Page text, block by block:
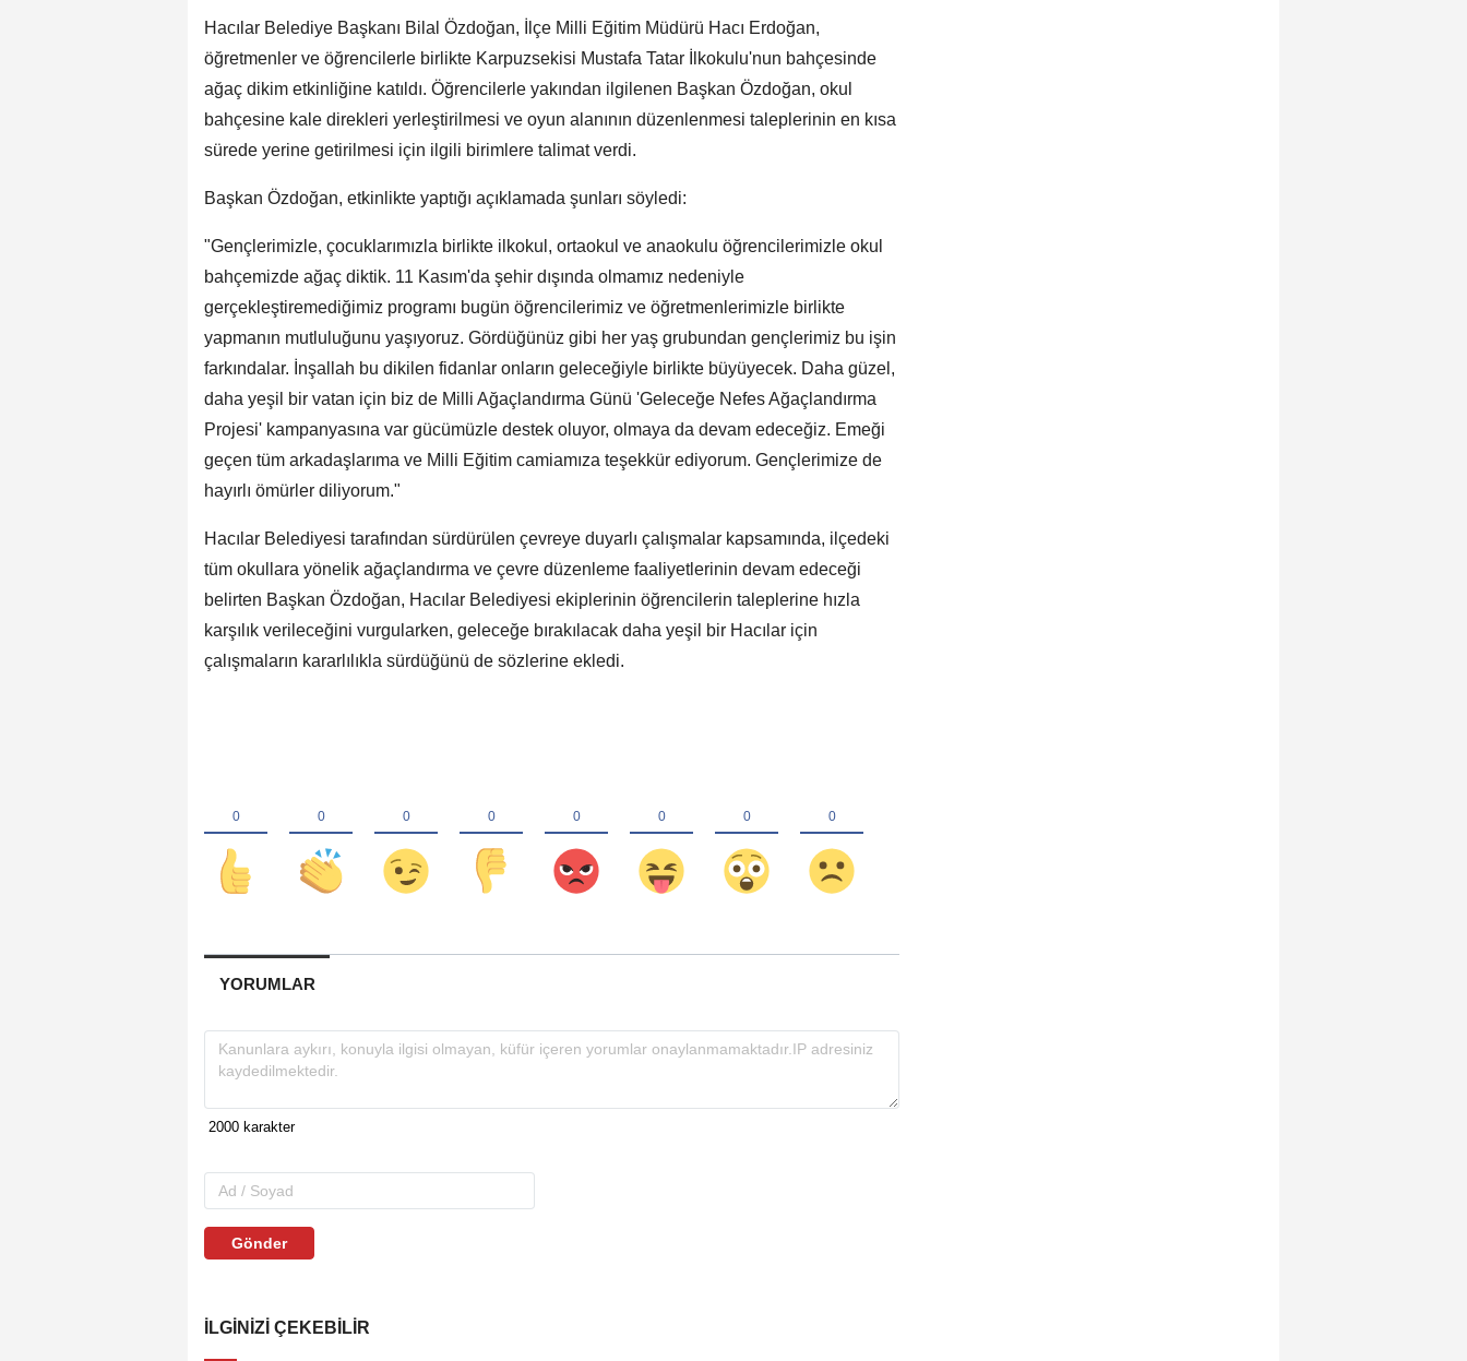
Hacılar Belediye Başkanı Bilal Özdoğan, İlçe Milli Eğitim Müdürü Hacı Erdoğan,
öğretmenler ve öğrencilerle birlikte Karpuzsekisi Mustafa Tatar İlkokulu'nun bahçesinde
ağaç dikim etkinliğine katıldı. Öğrencilerle yakından ilgilenen Başkan Özdoğan, okul
bahçesine kale direkleri yerleştirilmesi ve oyun alanının düzenlenmesi taleplerinin en kısa
sürede yerine getirilmesi için ilgili birimlere talimat verdi.
Başkan Özdoğan, etkinlikte yaptığı açıklamada şunları söyledi:
"Gençlerimizle, çocuklarımızla birlikte ilkokul, ortaokul ve anaokulu öğrencilerimizle okul
bahçemizde ağaç diktik. 11 Kasım'da şehir dışında olmamız nedeniyle
gerçekleştiremediğimiz programı bugün öğrencilerimiz ve öğretmenlerimizle birlikte
yapmanın mutluluğunu yaşıyoruz. Gördüğünüz gibi her yaş grubundan gençlerimiz bu işin
farkındalar. İnşallah bu dikilen fidanlar onların geleceğiyle birlikte büyüyecek. Daha güzel,
daha yeşil bir vatan için biz de Milli Ağaçlandırma Günü 'Geleceğe Nefes Ağaçlandırma
Projesi' kampanyasına var gücümüzle destek oluyor, olmaya da devam edeceğiz. Emeği
geçen tüm arkadaşlarıma ve Milli Eğitim camiamıza teşekkür ediyorum. Gençlerimize de
hayırlı ömürler diliyorum."
Hacılar Belediyesi tarafından sürdürülen çevreye duyarlı çalışmalar kapsamında, ilçedeki
tüm okullara yönelik ağaçlandırma ve çevre düzenleme faaliyetlerinin devam edeceği
belirten Başkan Özdoğan, Hacılar Belediyesi ekiplerinin öğrencilerin taleplerine hızla
karşılık verileceğini vurgularken, geleceğe bırakılacak daha yeşil bir Hacılar için
çalışmaların kararlılıkla sürdüğünü de sözlerine ekledi.
YORUMLAR
Gönder
İLGINIZI ÇEKEBILIR